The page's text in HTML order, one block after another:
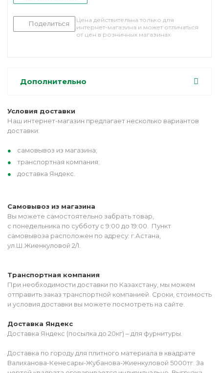
Поделиться
Цена действительна только для
интернет-магазина и может отличаться
от цен в розничных магазинах
Дополнительно
Условия доставки
Наш интернет-магазин предлагает несколько вариантов
доставки:
самовывоз из магазина;
транспортная компания;
доставка Яндекс.
Самовывоз из магазина
Вы можете самостоятельно забрать товар,
с понедельника по субботу с 9:00 до 19:00. Пункт
самовывоза расположен по адресу: г.Астана,
ул.Ш.Жиенкуловой 2/1.
Транспортная компания
При необходимости доставки по Казахстану, мы можем
отправить заказ транспортной компанией. Сроки, стоимость
и условия доставки вы можете посмотреть на сайте.
Доставка Яндекс
Доставка Яндекс (посылка до 20кг) – для фурнитуры.
Доставка по городу для плитного материала в квадрате
Валиханова-Кенесары-Жубанова-Жиенкуловой 5000тг. За